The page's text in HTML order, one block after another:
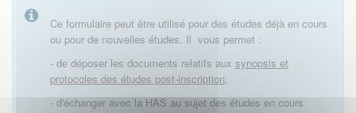
Ce formulaire peut être utilisé pour des études déjà en cours
ou pour de nouvelles études. Il vous permet :
- de déposer les documents relatifs aux synopsis et
protocoles des études post-inscription,
- d'échanger avec la HAS au sujet des études en cours